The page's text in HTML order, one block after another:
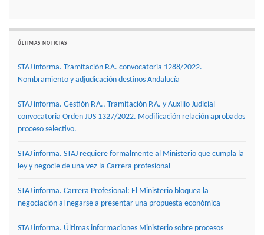
ÚLTIMAS NOTICIAS
STAJ informa. Tramitación P.A. convocatoria 1288/2022.
Nombramiento y adjudicación destinos Andalucía
STAJ informa. Gestión P.A., Tramitación P.A. y Auxilio Judicial
convocatoria Orden JUS 1327/2022. Modificación relación aprobados
proceso selectivo.
STAJ informa. STAJ requiere formalmente al Ministerio que cumpla la
ley y negocie de una vez la Carrera profesional
STAJ informa. Carrera Profesional: El Ministerio bloquea la
negociación al negarse a presentar una propuesta económica
STAJ informa. Últimas informaciones Ministerio sobre procesos